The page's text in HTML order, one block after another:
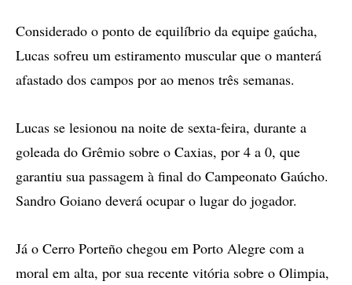
Considerado o ponto de equilíbrio da equipe gaúcha,
Lucas sofreu um estiramento muscular que o manterá
afastado dos campos por ao menos três semanas.
Lucas se lesionou na noite de sexta-feira, durante a
goleada do Grêmio sobre o Caxias, por 4 a 0, que
garantiu sua passagem à final do Campeonato Gaúcho.
Sandro Goiano deverá ocupar o lugar do jogador.
Já o Cerro Porteño chegou em Porto Alegre com a
moral em alta, por sua recente vitória sobre o Olimpia,